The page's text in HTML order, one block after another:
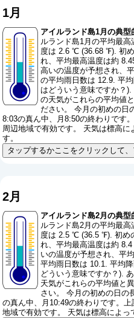
1月
アイルランド島1月の典
ルランド島1月の平均最
度は 2.6 ℃ (36.68 ℉). 初
れ、平均最高温度は約
高いの温度が予想され、
の平均雨日数は 12.9. 平
はどういう意味ですか？).
の天気がこれらの平均値
ださい。 今月の初めの日
8:03の真ん中、月8:50の終わりです
周辺地域で有効です。 天気は標高に
す。
タップするかここをクリックして
2月
アイルランド島2月の典
ルランド島2月の平均最
度は 2.5 ℃ (36.5 ℉). 初め
れ、平均最高温度は約
いの温度が予想され、平
平均雨日数は 10.1. 平均
どういう意味ですか？).
天気がこれらの平均値と
さい。 今月の初めの日の
の真ん中、月10:49の終わりです。
地域で有効です。 天気は標高によっ